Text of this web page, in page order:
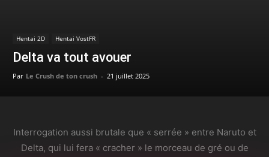
Hentai 2D Hentai VostFR
Delta va tout avouer
Par Le Crush de ton crush - 21 juillet 2025
Interrogation aussi brutale que « serrée » entre Naruto et
Delta, qui lui fera « cracher » le morceau de gré ou de